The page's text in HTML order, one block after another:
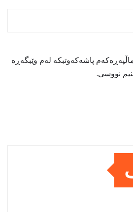
پاشەکەوتبکە لەم وێبگەڕە
نووسی.